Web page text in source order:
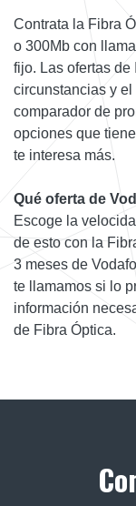
Contrata la Fibra
o 300Mb con
fijo. Las ofertas de
circunstancias y
comparador de
opciones que
te interesa más.
Qué oferta de
Escoge la
de esto con la
3 meses de
te llamamos si lo
información
de Fibra Óptica.